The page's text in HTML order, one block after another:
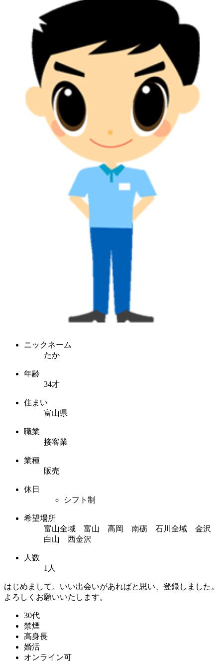
ニックネーム
たか
年齢
34才
住まい
富山県
職業
接客業
業種
販売
休日
シフト制
希望場所
富山全域 富山 高岡 南砺 石川全域 金沢
白山 西金沢
人数
1人
はじめまして。いい出会いがあればと思い、登録しました。
よろしくお願いいたします。
30代
禁煙
高身長
婚活
オンライン可